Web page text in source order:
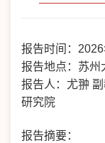
报告时间：
报告地点：苏州
报告人：尤翀
研究院
报告摘要：